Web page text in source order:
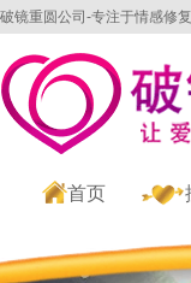
破镜重圆公司-专注于情感修
首页